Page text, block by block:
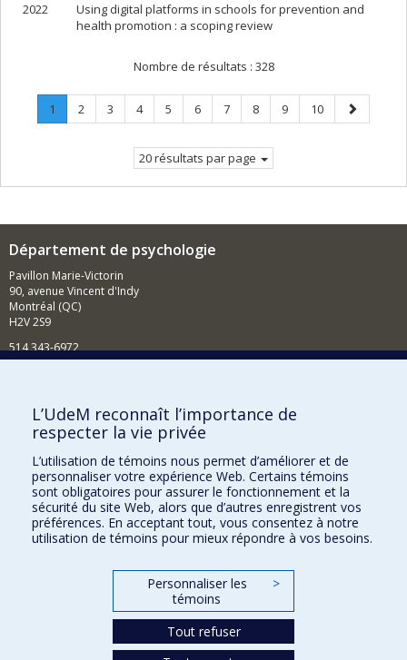
2022
Using digital platforms in schools for prevention and
health promotion : a scoping review
Nombre de résultats : 328
Page
1
Page
Page
2 Page
3 Page
4 Page
5 Page
6 Page
7 Page
8 Page
9 Page
10
Page
suivante
20 résultats par page
Département de psychologie
Pavillon Marie-Victorin
90, avenue Vincent d'Indy
Montréal (QC)
H2V 2S9
514 343-6972
Comment soutenir le Département?
BESOIN D'AIDE?
Plan du site
Signaler une erreur
Accessibilité
FACULTÉ DES ARTS ET DES SCIENCES
Nos départements et écoles
L’UdeM reconnaît l’importance de
respecter la vie privée
L’utilisation de témoins nous permet d’améliorer et de
personnaliser votre expérience Web. Certains témoins
sont obligatoires pour assurer le fonctionnement et la
sécurité du site Web, alors que d’autres enregistrent vos
préférences. En acceptant tout, vous consentez à notre
utilisation de témoins pour mieux répondre à vos besoins.
Personnaliser les
témoins
>
Tout refuser